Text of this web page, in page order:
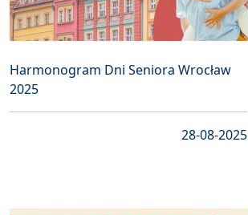
Harmonogram Dni Seniora Wrocław
2025
28-08-2025